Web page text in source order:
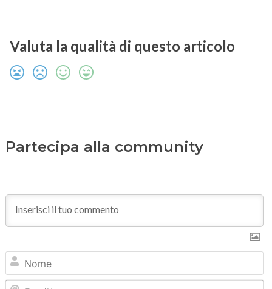
Valuta la qualità di questo articolo
Partecipa alla community